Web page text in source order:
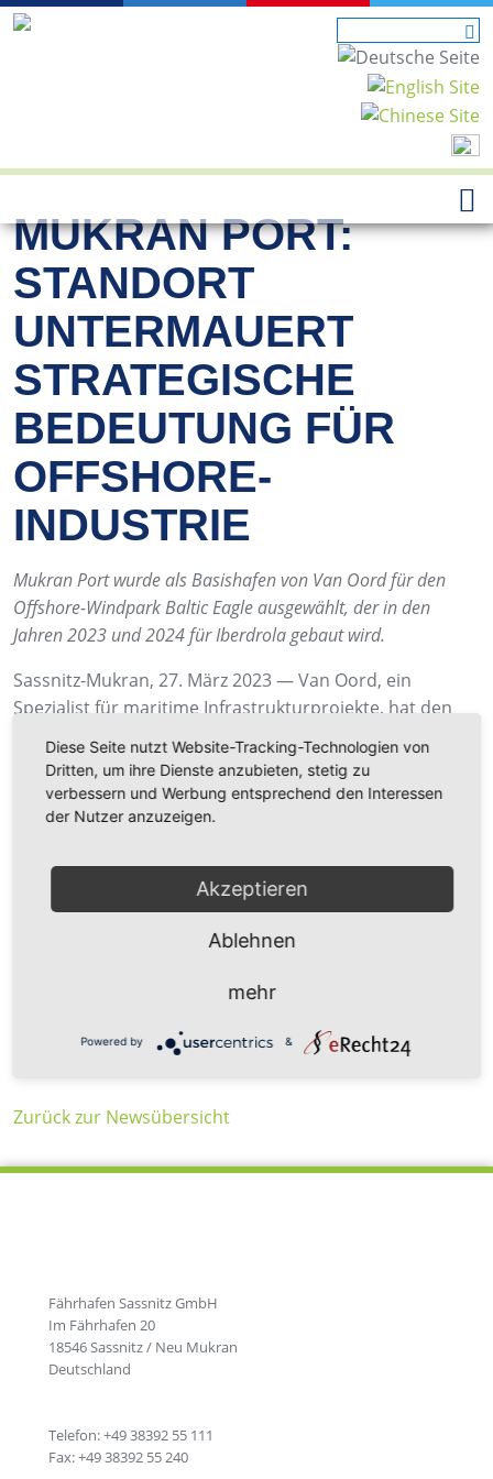
MUKRAN PORT:
STANDORT
UNTERMAUERT
STRATEGISCHE
BEDEUTUNG FÜR
OFFSHORE-
INDUSTRIE
Mukran Port wurde als Basishafen von Van Oord für den
Offshore-Windpark Baltic Eagle ausgewählt, der in den
Jahren 2023 und 2024 für Iberdrola gebaut wird.
Sassnitz-Mukran, 27. März 2023 — Van Oord, ein
Spezialist für maritime Infrastrukturprojekte, hat den
Mukran Port als Basishafen für den Umschlag und die
Verladung von 50 Transition Pieces (TPs - zu Deutsch:
Verbindungsstücke) gewählt. Die ersten TPs sind bereits
im Hafen umgeschlagen und zu ihren Lagerorten
Offshore-Windparks Baltic Eagle für das spanische
Energieunternehmen Iberdrola.
Für weitere Informationen siehe:Pressemitteilung
Zurück zur Newsübersicht
Fährhafen Sassnitz GmbH
Im Fährhafen 20
18546 Sassnitz / Neu Mukran
Deutschland
Telefon: +49 38392 55 111
Fax: +49 38392 55 240
Diese Seite nutzt Website-Tracking-Technologien von
Dritten, um ihre Dienste anzubieten, stetig zu
verbessern und Werbung entsprechend den Interessen
der Nutzer anzuzeigen.
Akzeptieren
Ablehnen
mehr
Powered by &